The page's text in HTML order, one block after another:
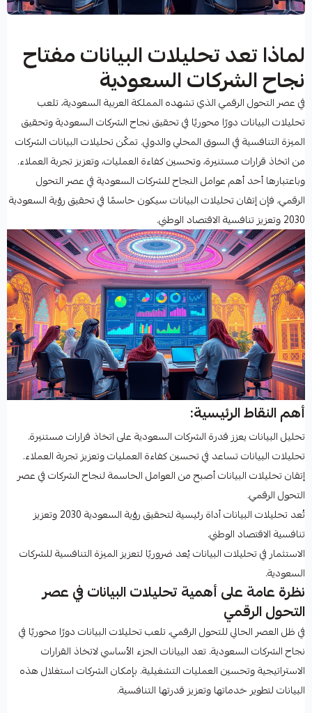
لماذا تعد تحليلات البيانات مفتاح
نجاح الشركات السعودية
في عصر التحول الرقمي الذي تشهده المملكة العربية السعودية، تلعب
تحليلات البيانات دورًا محوريًا في تحقيق نجاح الشركات السعودية وتحقيق
الميزة التنافسية في السوق المحلي والدولي. تمكّن تحليلات البيانات الشركات
من اتخاذ قرارات مستنيرة، وتحسين كفاءة العمليات، وتعزيز تجربة العملاء.
وباعتبارها أحد أهم عوامل النجاح للشركات السعودية في عصر التحول
الرقمي، فإن إتقان تحليلات البيانات سيكون حاسمًا في تحقيق رؤية السعودية
2030 وتعزيز تنافسية الاقتصاد الوطني.
أهم النقاط الرئيسية:
تحليل البيانات يعزز قدرة الشركات السعودية على اتخاذ قرارات مستنيرة.
تحليلات البيانات تساعد في تحسين كفاءة العمليات وتعزيز تجربة العملاء.
إتقان تحليلات البيانات أصبح من العوامل الحاسمة لنجاح الشركات في عصر
التحول الرقمي.
تُعد تحليلات البيانات أداة رئيسية لتحقيق رؤية السعودية 2030 وتعزيز
تنافسية الاقتصاد الوطني.
الاستثمار في تحليلات البيانات يُعد ضروريًا لتعزيز الميزة التنافسية للشركات
السعودية.
نظرة عامة على أهمية تحليلات البيانات في عصر
التحول الرقمي
في ظل العصر الحالي للتحول الرقمي، تلعب تحليلات البيانات دورًا محوريًا في
نجاح الشركات السعودية. تعد البيانات الجزء الأساسي لاتخاذ القرارات
الاستراتيجية وتحسين العمليات التشغيلية. بإمكان الشركات استغلال هذه
البيانات لتطوير خدماتها وتعزيز قدرتها التنافسية.